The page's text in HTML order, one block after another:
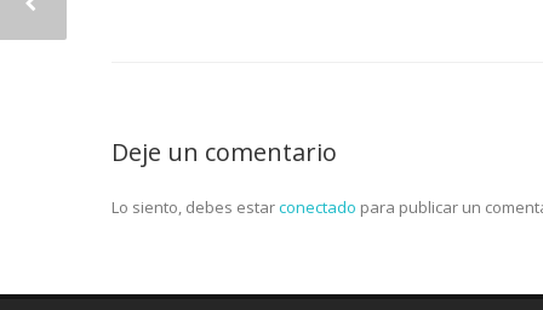
Deje un comentario
Lo siento, debes estarconectado para publicar un